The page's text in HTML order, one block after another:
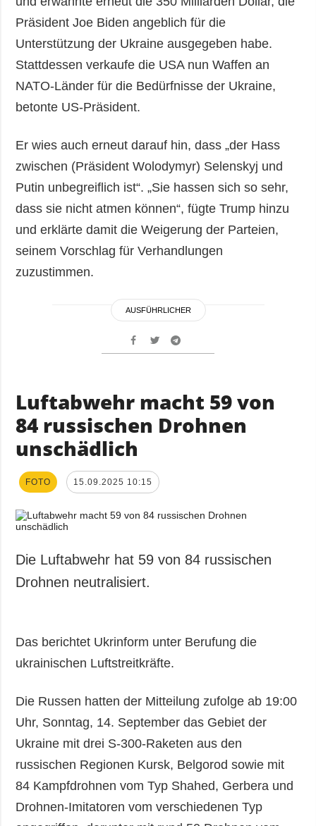
Präsident Joe Biden angeblich für die
Unterstützung der Ukraine ausgegeben habe.
Stattdessen verkaufe die USA nun Waffen an
NATO-Länder für die Bedürfnisse der Ukraine,
betonte US-Präsident.
Er wies auch erneut darauf hin, dass „der Hass
zwischen (Präsident Wolodymyr) Selenskyj und
Putin unbegreiflich ist“. „Sie hassen sich so sehr,
dass sie nicht atmen können“, fügte Trump hinzu
und erklärte damit die Weigerung der Parteien,
seinem Vorschlag für Verhandlungen
zuzustimmen.
AUSFÜHRLICHER
Luftabwehr macht 59 von
84 russischen Drohnen
unschädlich
FOTO 15.09.2025 10:15
Die Luftabwehr hat 59 von 84 russischen
Drohnen neutralisiert.
Das berichtet Ukrinform unter Berufung die
ukrainischen Luftstreitkräfte.
Die Russen hatten der Mitteilung zufolge ab 19:00
Uhr, Sonntag, 14. September das Gebiet der
Ukraine mit drei S-300-Raketen aus den
russischen Regionen Kursk, Belgorod sowie mit
84 Kampfdrohnen vom Typ Shahed, Gerbera und
Drohnen-Imitatoren vom verschiedenen Typ